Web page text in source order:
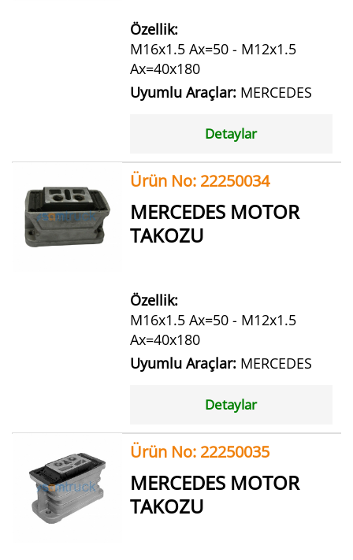
Özellik:
M16x1.5 Ax=50 - M12x1.5
Ax=40x180
Uyumlu Araçlar: MERCEDES
Detaylar
Ürün No: 22250034
MERCEDES MOTOR
TAKOZU
Özellik:
M16x1.5 Ax=50 - M12x1.5
Ax=40x180
Uyumlu Araçlar: MERCEDES
Detaylar
Ürün No: 22250035
MERCEDES MOTOR
TAKOZU